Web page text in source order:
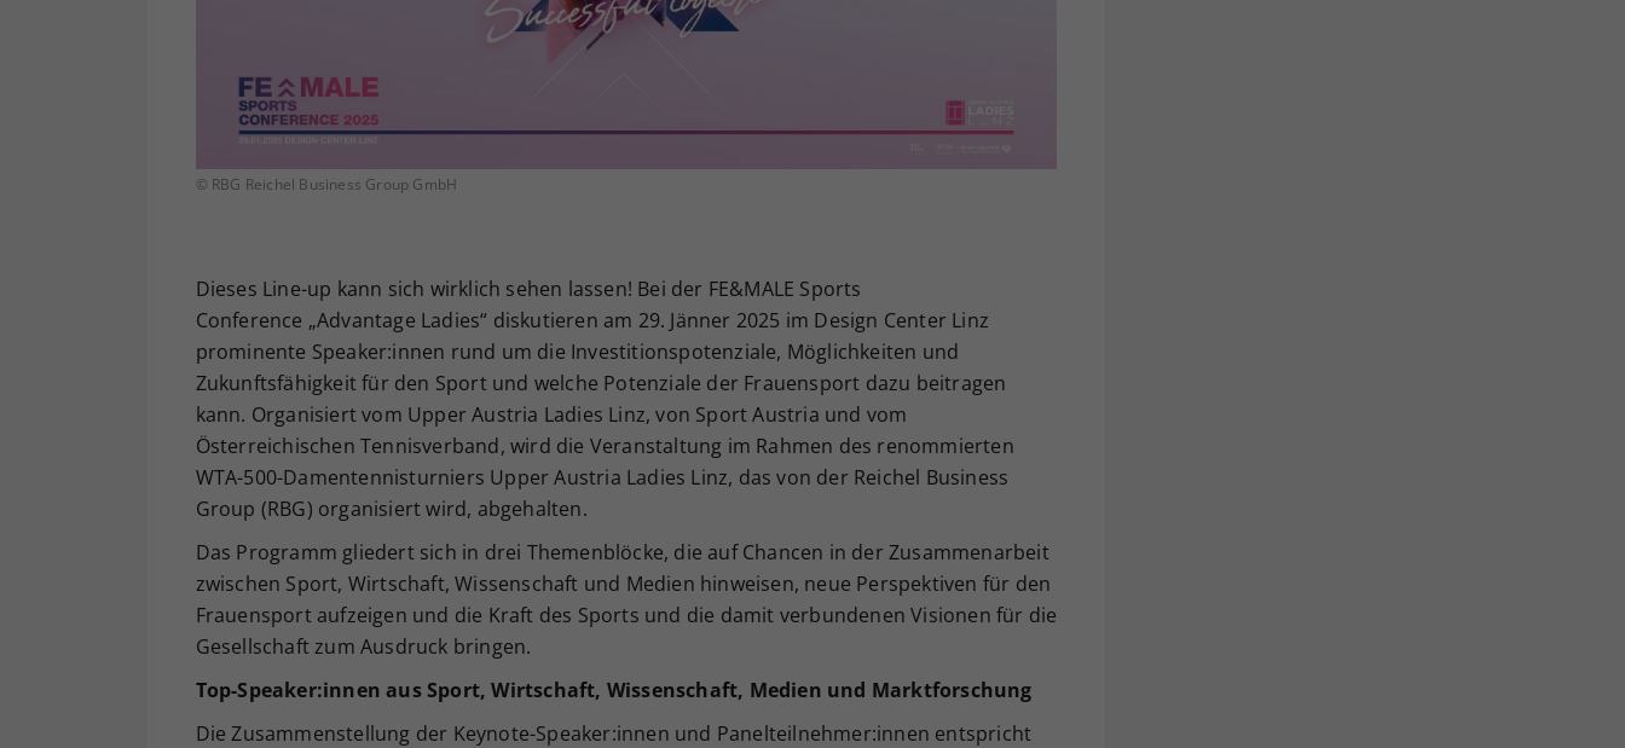
© RBG Reichel Business Group GmbH
Dieses Line-up kann sich wirklich sehen lassen! Bei der FE&MALE Sports
Conference „Advantage Ladies“ diskutieren am 29. Jänner 2025 im Design Center Linz
prominente Speaker:innen rund um die Investitionspotenziale, Möglichkeiten und
Zukunftsfähigkeit für den Sport und welche Potenziale der Frauensport dazu beitragen
kann. Organisiert vom Upper Austria Ladies Linz, von Sport Austria und vom
Österreichischen Tennisverband, wird die Veranstaltung im Rahmen des renommierten
WTA-500-Damentennisturniers Upper Austria Ladies Linz, das von der Reichel Business
Group (RBG) organisiert wird, abgehalten.
Das Programm gliedert sich in drei Themenblöcke, die auf Chancen in der Zusammenarbeit
zwischen Sport, Wirtschaft, Wissenschaft und Medien hinweisen, neue Perspektiven für den
Frauensport aufzeigen und die Kraft des Sports und die damit verbundenen Visionen für die
Gesellschaft zum Ausdruck bringen.
Top-Speaker:innen aus Sport, Wirtschaft, Wissenschaft, Medien und Marktforschung
Die Zusammenstellung der Keynote-Speaker:innen und Panelteilnehmer:innen entspricht
Ihrer vorgenommen Einstellungen, falls der